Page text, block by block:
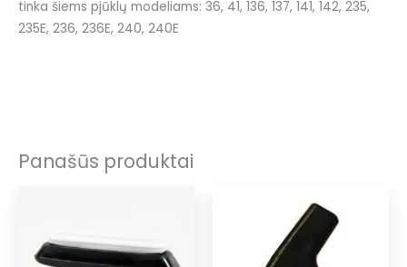
tinka šiems pjūklų modeliams: 36, 41, 136, 137, 141, 142, 235,
235E, 236, 236E, 240, 240E
Panašūs produktai